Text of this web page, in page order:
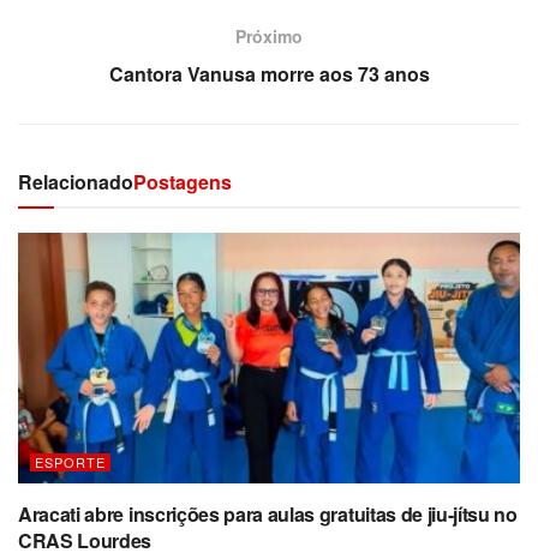
Próximo
Cantora Vanusa morre aos 73 anos
RelacionadoPostagens
ESPORTE
Aracati abre inscrições para aulas gratuitas de jiu-jítsu no
CRAS Lourdes